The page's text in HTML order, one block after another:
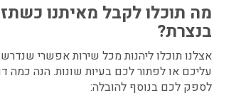
מה תוכלו לקבל מאיתנו
בנצרת?
אצלנו תוכלו ליהנות מכל שירות אפשרי
עליכם או לפתור לכם בעיות שונות. הנה כמה
לספק לכם בנוסף להובלה: